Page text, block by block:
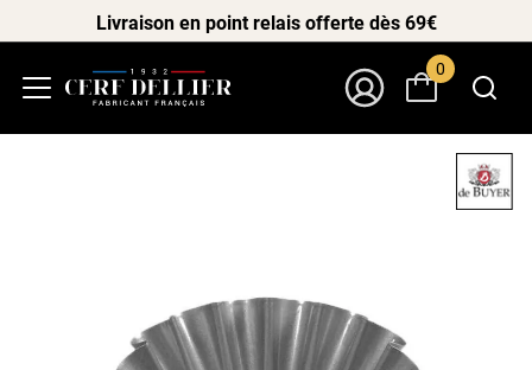
Livraison en point relais offerte dès 69€
0